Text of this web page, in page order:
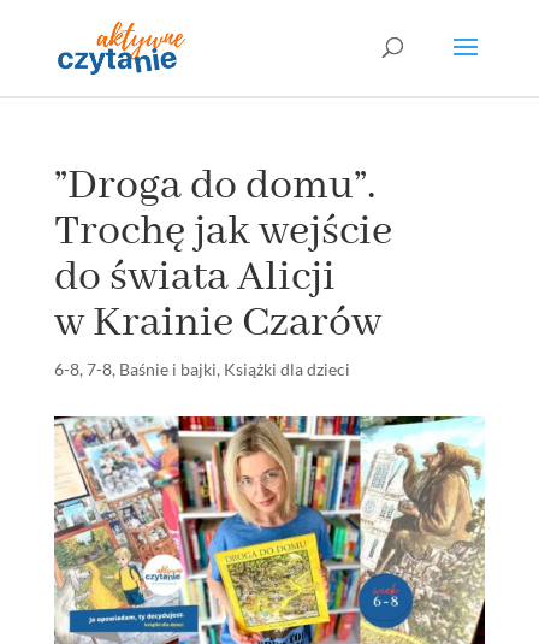
”Droga do domu”.
Trochę jak wejście
do świata Alicji
w Krainie Czarów
6-8, 7-8, Baśnie i bajki, Książki dla dzieci